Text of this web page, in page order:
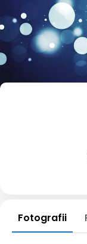
Fotografii